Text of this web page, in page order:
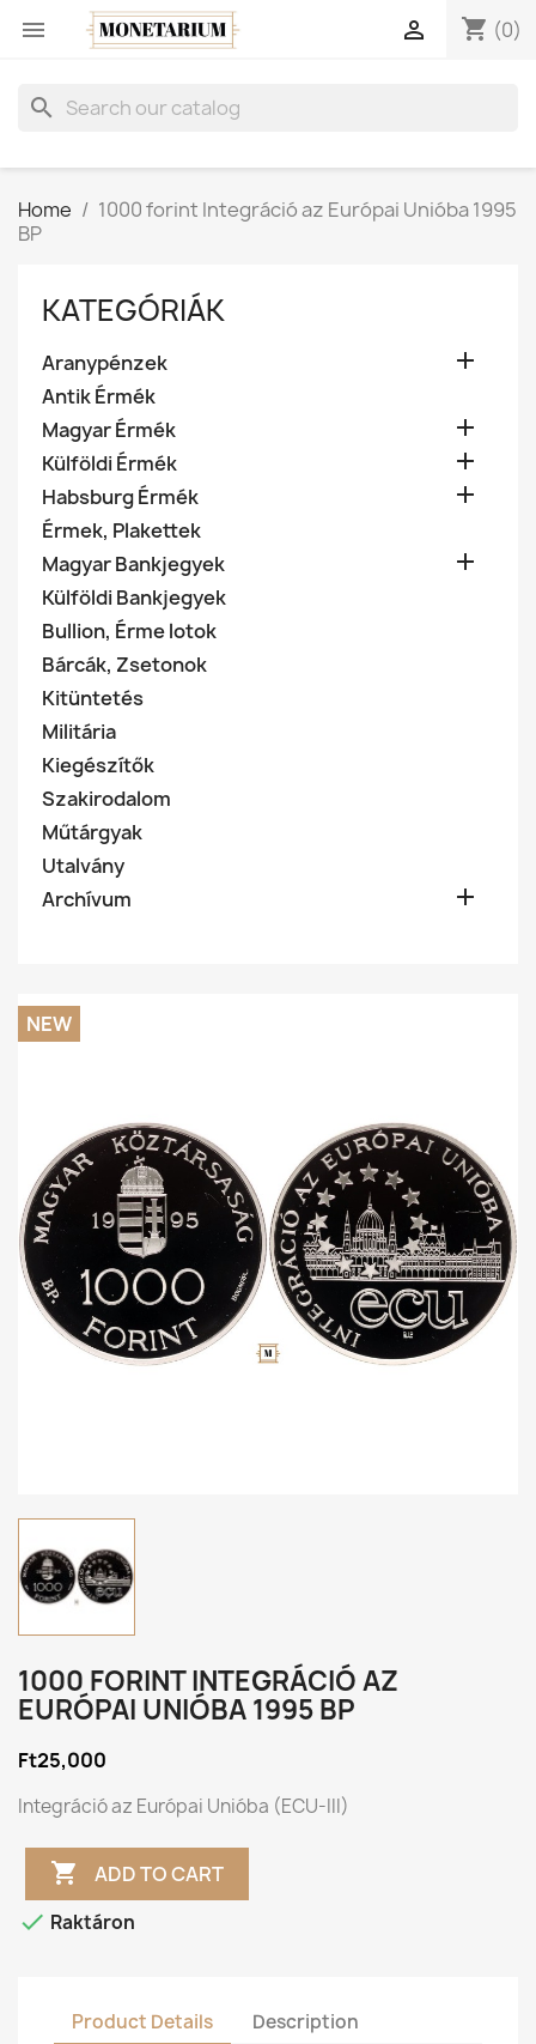
 shopping_cart (0)

search
Home
1000 forint Integráció az Európai Unióba 1995
BP
KATEGÓRIÁK
Aranypénzek 
Antik Érmék
Magyar Érmék

Külföldi Érmék 
Habsburg Érmék 
Érmek, Plakettek
Magyar Bankjegyek

Külföldi Bankjegyek
Bullion, Érme lotok
Bárcák, Zsetonok
Kitüntetés
Militária
Kiegészítők
Szakirodalom
Műtárgyak
Utalvány
Archívum

NEW
1000 FORINT INTEGRÁCIÓ AZ
EURÓPAI UNIÓBA 1995 BP
Ft25,000
Integráció az Európai Unióba (ECU-III)
 ADD TO CART
 Raktáron
Product Details Description